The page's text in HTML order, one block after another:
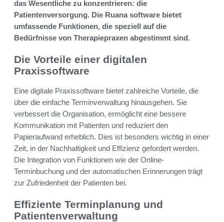
das Wesentliche zu konzentrieren: die
Patientenversorgung. Die Ruana software bietet
umfassende Funktionen, die speziell auf die
Bedürfnisse von Therapiepraxen abgestimmt sind.
Die Vorteile einer digitalen
Praxissoftware
Eine digitale Praxissoftware bietet zahlreiche Vorteile, die
über die einfache Terminverwaltung hinausgehen. Sie
verbessert die Organisation, ermöglicht eine bessere
Kommunikation mit Patienten und reduziert den
Papieraufwand erheblich. Dies ist besonders wichtig in einer
Zeit, in der Nachhaltigkeit und Effizienz gefordert werden.
Die Integration von Funktionen wie der Online-
Terminbuchung und der automatischen Erinnerungen trägt
zur Zufriedenheit der Patienten bei.
Effiziente Terminplanung und
Patientenverwaltung